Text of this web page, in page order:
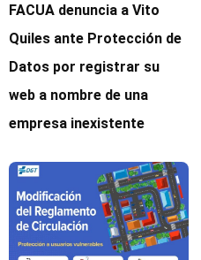
FACUA denuncia a Vito
Quiles ante Protección de
Datos por registrar su
web a nombre de una
empresa inexistente